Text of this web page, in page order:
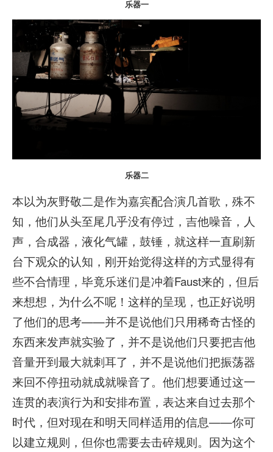
乐器一
乐器二
本以为灰野敬二是作为嘉宾配合演几首歌，殊不
知，他们从头至尾几乎没有停过，吉他噪音，人
声，合成器，液化气罐，鼓锤，就这样一直刷新
台下观众的认知，刚开始觉得这样的方式显得有
些不合情理，毕竟乐迷们是冲着Faust来的，但后
来想想，为什么不呢！这样的呈现，也正好说明
了他们的思考——并不是说他们只用稀奇古怪的
东西来发声就实验了，并不是说他们只要把吉他
音量开到最大就刺耳了，并不是说他们把振荡器
来回不停扭动就成就噪音了。他们想要通过这一
连贯的表演行为和安排布置，表达来自过去那个
时代，但对现在和明天同样适用的信息——你可
以建立规则，但你也需要去击碎规则。因为这个